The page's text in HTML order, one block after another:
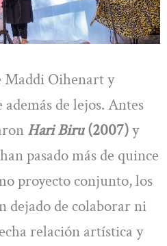
Maddi Oihenart y
de lejos. Antes
Hari Biru(2007)y
pasado más de quince
proyecto conjunto, los
dejado de colaborar ni
relación artística y